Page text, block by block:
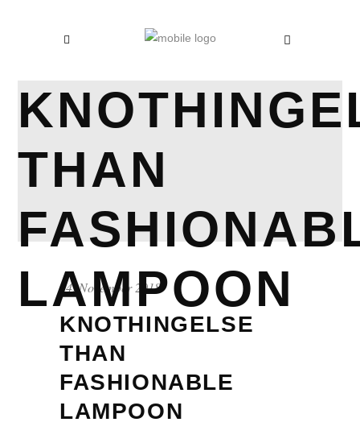
THAN
LAMPOON
14. November 2018
KNOTHINGELSE
THAN
FASHIONABLE
LAMPOON